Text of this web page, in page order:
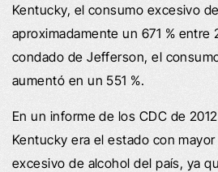
Kentucky, el consumo excesivo
aproximadamente un 671 % entre
condado de Jefferson, el
aumentó en un 551 %.
En un informe de los CDC de
Kentucky era el estado con
excesivo de alcohol del país, ya